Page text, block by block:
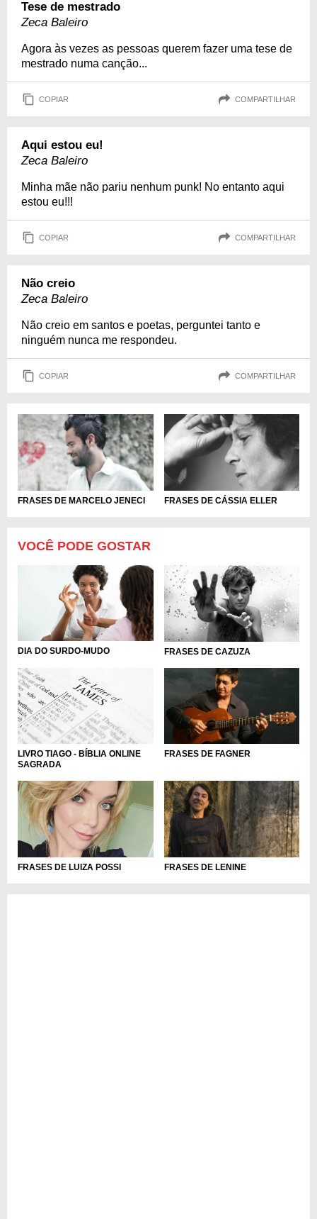
Tese de mestrado
Zeca Baleiro
Agora às vezes as pessoas querem fazer uma tese de
mestrado numa canção...
COPIAR COMPARTILHAR
Aqui estou eu!
Zeca Baleiro
Minha mãe não pariu nenhum punk! No entanto aqui
estou eu!!!
COPIAR COMPARTILHAR
Não creio
Zeca Baleiro
Não creio em santos e poetas, perguntei tanto e
ninguém nunca me respondeu.
COPIAR COMPARTILHAR
FRASES DE MARCELO JENECI FRASES DE CÁSSIA ELLER
VOCÊ PODE GOSTAR
DIA DO SURDO-MUDO FRASES DE CAZUZA
LIVRO TIAGO - BÍBLIA ONLINE
SAGRADA
FRASES DE FAGNER
FRASES DE LUIZA POSSI FRASES DE LENINE